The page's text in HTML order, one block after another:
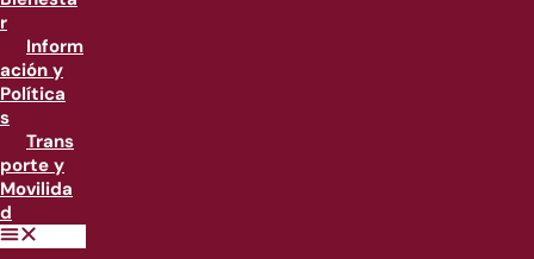
r
Inform
ación y
Política
s
Trans
porte y
Movilida
d